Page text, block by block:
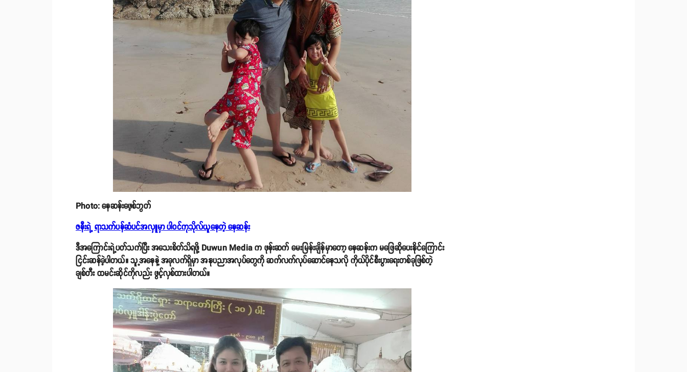
Photo: နေဆန်းဖေ့စ်ဘွတ်
ဇနီးရဲ့ ရာသက်ပန်ဆံပင်အလှူမှာ ပါဝင်ကုသိုလ်ယူနေတဲ့ နေဆန်း
ဒီအကြောင်းရဲ့ပတ်သက်ပြီး အသေးစိတ်သိရဖို့ Duwun Media က ဖုန်းဆက် မေးမြန်းချိန်မှာတော့ နေဆန်းက မဖြေဆိုပေးနိုင်ကြောင်း
ငြင်းဆန်ခဲ့ပါတယ်။ သူ့အနေနဲ့ အခုလက်ရှိမှာ အနုပညာအလုပ်တွေကို ဆက်လက်လုပ်ဆောင်နေသလို ကိုယ်ပိုင်စီးပွားရေးတစ်ခုဖြစ်တဲ့
ချစ်တီး ထမင်းဆိုင်ကိုလည်း ဖွင့်လှစ်ထားပါတယ်။